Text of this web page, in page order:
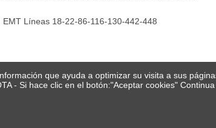
EMT Líneas 18-22-86-116-130-442-448
que ayuda a optimizar su visita a sus
- Si hace clic en el botón:"Aceptar cookies"